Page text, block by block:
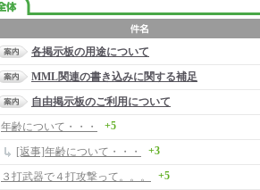
各掲示板の用途について
MML関連の書き込みに関する補足
自由掲示板のご利用について
年齢について・・・
+5
[返事]年齢について・・・
+3
３打武器で４打攻撃って。。。
+5